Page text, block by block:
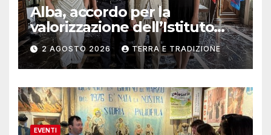
Alba, accordo per la
valorizzazione dell’Istituto
musicale Rocca
2 AGOSTO 2026 TERRA E TRADIZIONE
EVENTI